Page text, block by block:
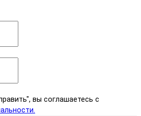
вы соглашаетесь с